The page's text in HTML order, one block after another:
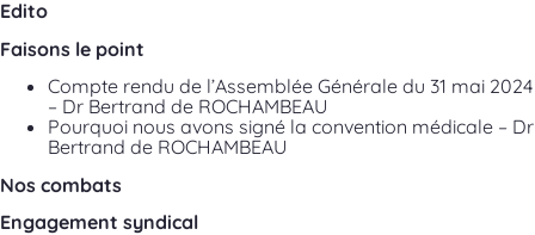
Edito
Faisons le point
Compte rendu de l’Assemblée Générale du 31 mai 2024
– Dr Bertrand de ROCHAMBEAU
Pourquoi nous avons signé la convention médicale – Dr
Bertrand de ROCHAMBEAU
Nos combats
Engagement syndical